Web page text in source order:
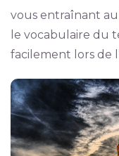
vous entraînant
le vocabulaire du
facilement lors de